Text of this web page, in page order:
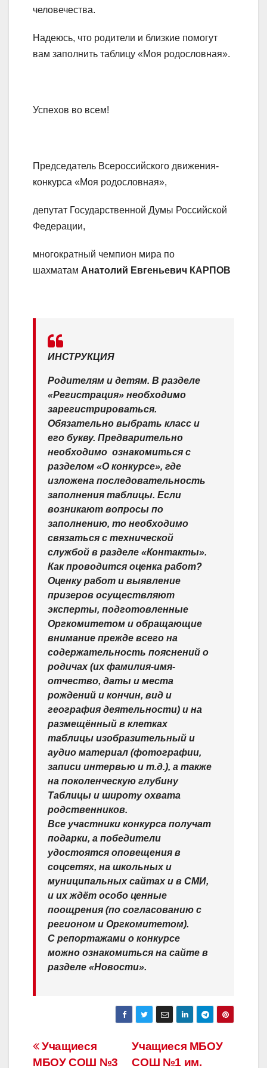
человечества.
Надеюсь, что родители и близкие помогут
вам заполнить таблицу «Моя родословная».
Успехов во всем!
Председатель Всероссийского движения-
конкурса «Моя родословная»,
депутат Государственной Думы Российской
Федерации,
многократный чемпион мира по
шахматам Анатолий Евгеньевич КАРПОВ
ИНСТРУКЦИЯ
Родителям и детям. В разделе
«Регистрация» необходимо
зарегистрироваться.
Обязательно выбрать класс и
его букву. Предварительно
необходимо ​ ознакомиться с
разделом «О конкурсе», где
изложена последовательность
заполнения таблицы. Если
возникают вопросы по
заполнению, то необходимо
связаться с технической
службой в разделе «Контакты».
Как проводится оценка работ?
Оценку работ и выявление
призеров осуществляют
эксперты, подготовленные
Оргкомитетом и обращающие
внимание прежде всего на
содержательность пояснений о
родичах (их фамилия-имя-
отчество, даты и места
рождений и кончин, вид и
география деятельности) и на
размещённый в клетках
таблицы изобразительный и
аудио материал (фотографии,
записи интервью и т.д.), а также
на поколенческую глубину
Таблицы и широту охвата
родственников.
Все участники конкурса получат
подарки, а победители
удостоятся оповещения в
соцсетях, на школьных и
муниципальных сайтах и в СМИ,
и их ждёт особо ценные
поощрения (по согласованию с
регионом и Оргкомитетом).
С репортажами о конкурсе
можно ознакомиться на сайте в
разделе «Новости».
НавигацияУчащиеся МБОУ
СОШ №1 им.
Учащиеся
МБОУ СОШ №3